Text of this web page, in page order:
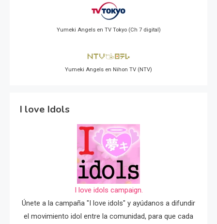
Yumeki Angels en TV Tokyo (Ch 7 digital)
Yumeki Angels en Nihon TV (NTV)
I love Idols
I love idols campaign.
Únete a la campaña "I love idols" y ayúdanos a difundir
el movimiento idol entre la comunidad, para que cada